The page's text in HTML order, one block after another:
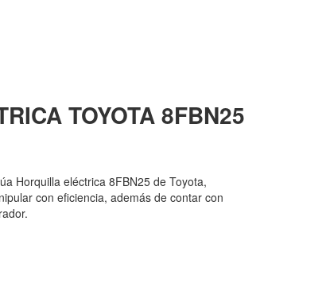
TOYOTA8FBN25
Horquilla eléctrica 8FBN25 de Toyota,
con eficiencia, además de contar con